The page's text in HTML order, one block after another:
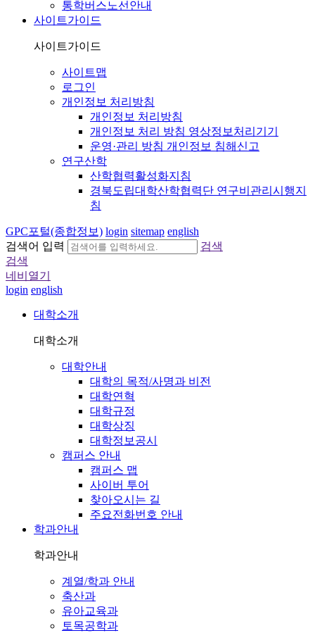
통학버스노선안내
사이트가이드
사이트가이드
사이트맵
로그인
개인정보 처리방침
개인정보 처리방침
개인정보 처리 방침 영상정보처리기기
운영·관리 방침 개인정보 침해신고
연구산학
산학협력활성화지침
경북도립대학산학협력단 연구비관리시행지
침
GPC포털(종합정보) login sitemap english
검색어 입력
검색
검색
네비열기
login english
대학소개
대학소개
대학안내
대학의 목적/사명과 비전
대학연혁
대학규정
대학상징
대학정보공시
캠퍼스 안내
캠퍼스 맵
사이버 투어
찾아오시는 길
주요전화번호 안내
학과안내
학과안내
계열/학과 안내
축산과
유아교육과
토목공학과